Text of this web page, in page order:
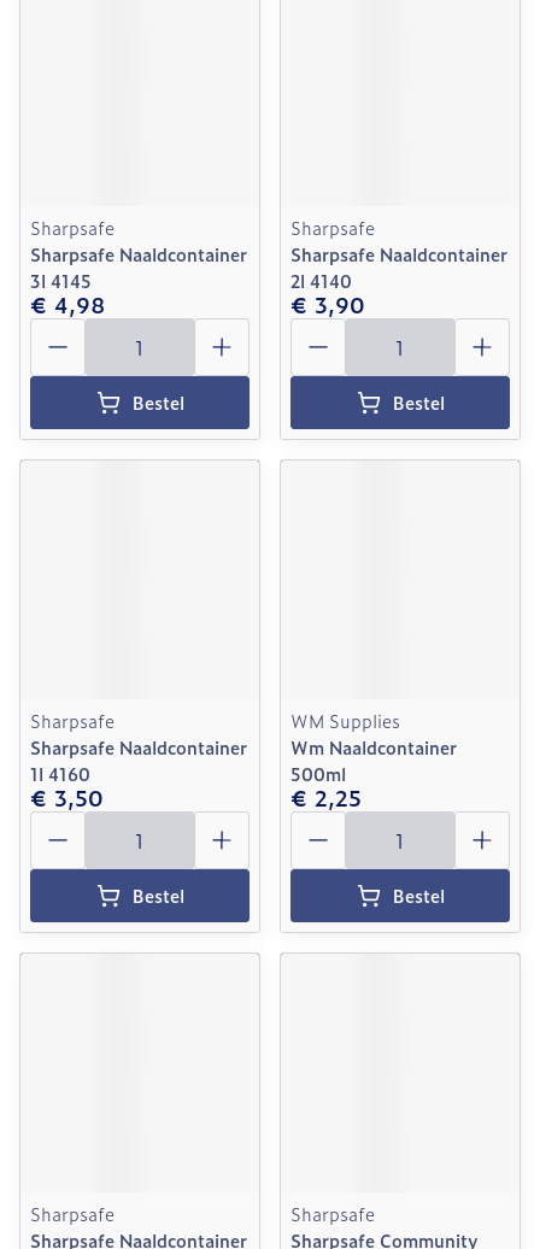
Sharpsafe
Sharpsafe Naaldcontainer
3l 4145
€ 4,98
Aantal
Bestel
Sharpsafe
Sharpsafe Naaldcontainer
2l 4140
€ 3,90
Aantal
Bestel
Sharpsafe
Sharpsafe Naaldcontainer
1l 4160
€ 3,50
Aantal
Bestel
WM Supplies
Wm Naaldcontainer
500ml
€ 2,25
Aantal
Bestel
Sharpsafe
Sharpsafe Naaldcontainer
Sharpsafe
Sharpsafe Community